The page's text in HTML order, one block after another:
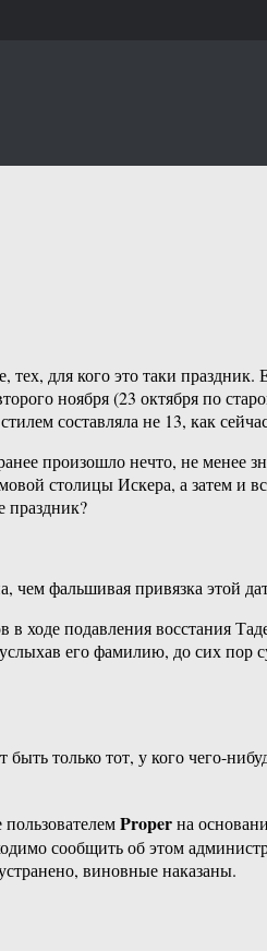
для кого это таки
ноября (23 октября по
составляла не 13, как
произошло нечто, не менее
столицы Искера, а затем
праздник?
чем фальшивая привязка этой
в ходе подавления
его фамилию, до сих
только тот, у кого чего-
Properна
сообщить об этом
виновные наказаны.